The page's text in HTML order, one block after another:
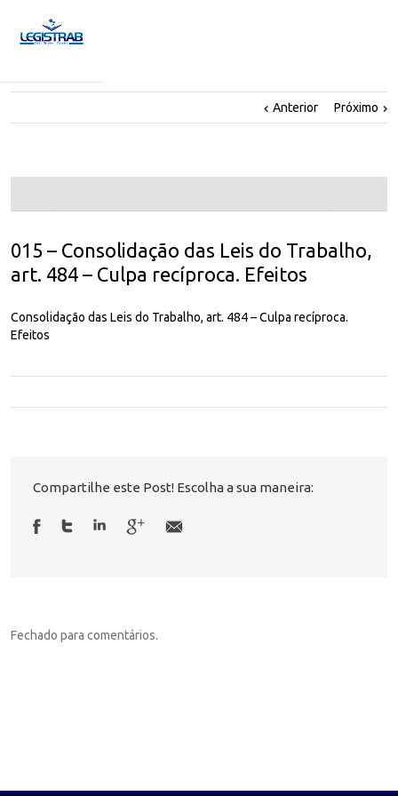
Anterior Próximo
015 – Consolidação das Leis do Trabalho,
art. 484 – Culpa recíproca. Efeitos
Consolidação das Leis do Trabalho, art. 484 – Culpa recíproca.
Efeitos
Compartilhe este Post! Escolha a sua maneira:
Fechado para comentários.